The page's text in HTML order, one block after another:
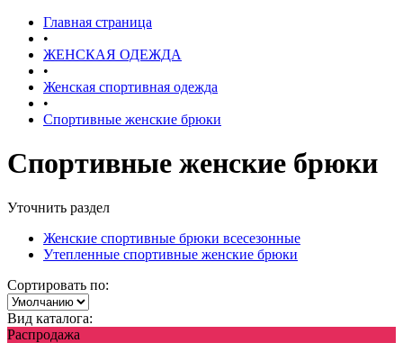
Главная страница
•
ЖЕНСКАЯ ОДЕЖДА
•
Женская спортивная одежда
•
Спортивные женские брюки
Спортивные женские брюки
Уточнить раздел
Женские спортивные брюки всесезонные
Утепленные спортивные женские брюки
Сортировать по:
Вид каталога:
Распродажа